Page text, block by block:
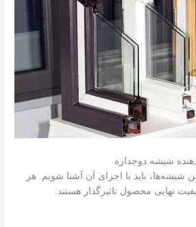
شیشه دوجداره
شیشه‌ها، باید با اجزای آن آشنا شویم. هر
نهایی محصول تاثیرگذار هستند: